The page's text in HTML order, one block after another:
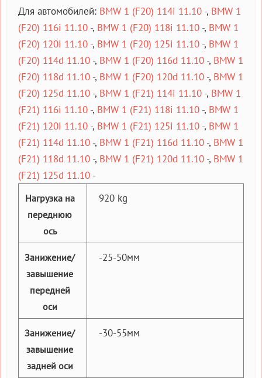
Для автомобилей: BMW 1 (F20) 114i 11.10 -, BMW 1
(F20) 116i 11.10 -, BMW 1 (F20) 118i 11.10 -, BMW 1
(F20) 120i 11.10 -, BMW 1 (F20) 125i 11.10 -, BMW 1
(F20) 114d 11.10 -, BMW 1 (F20) 116d 11.10 -, BMW 1
(F20) 118d 11.10 -, BMW 1 (F20) 120d 11.10 -, BMW 1
(F20) 125d 11.10 -, BMW 1 (F21) 114i 11.10 -, BMW 1
(F21) 116i 11.10 -, BMW 1 (F21) 118i 11.10 -, BMW 1
(F21) 120i 11.10 -, BMW 1 (F21) 125i 11.10 -, BMW 1
(F21) 114d 11.10 -, BMW 1 (F21) 116d 11.10 -, BMW 1
(F21) 118d 11.10 -, BMW 1 (F21) 120d 11.10 -, BMW 1
(F21) 125d 11.10 -
Нагрузка на
переднюю
ось
920 kg
Занижение/
завышение
передней
оси
-25-50мм
Занижение/
завышение
задней оси
-30-55мм